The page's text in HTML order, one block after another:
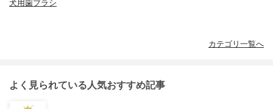
犬用歯ブラシ
カテゴリ一覧へ
よく見られている人気おすすめ記事